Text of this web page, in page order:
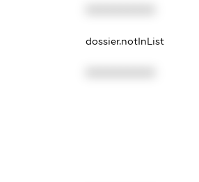
dossier.notInList